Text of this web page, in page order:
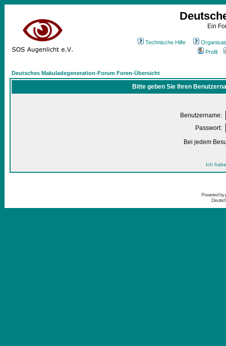
Ein
Technische Hilfe
Profil
Deutsches Makuladegeneration-Forum Foren-Übersicht
Bitte geben Sie Ihren
Benutzername:
Passwort:
Bei jedem
Ich
Powered by